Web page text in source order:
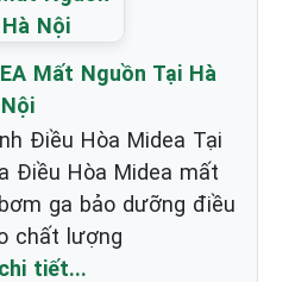
Mất Nguồn Tại Hà
Nội
Điều Hòa Midea Tại
Điều Hòa Midea mất
ga bảo dưỡng điều
chất lượng
tiết...